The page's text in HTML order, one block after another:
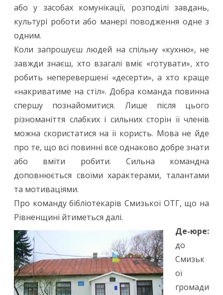
або у засобах комунікації, розподілі завдань,
культурі роботи або манері поводження одне з
одним.
Коли запрошуєш людей на спільну «кухню», не
завжди знаєш, хто взагалі вміє «готувати», хто
робить неперевершені «десерти», а хто краще
«накриватиме на стіл». Добра команда повинна
спершу познайомитися. Лише після цього
різноманіття слабких і сильних сторін її членів
можна скористатися на її користь. Мова не йде
про те, що всі повинні все однаково добре знати
або вміти робити. Сильна командна
доповнюється своїми характерами, талантами
та мотиваціями.
Про команду бібліотекарів Смизької ОТГ, що на
Рівненщині йтиметься далі.
Де-юре:
до
Смизьк
ої
громади